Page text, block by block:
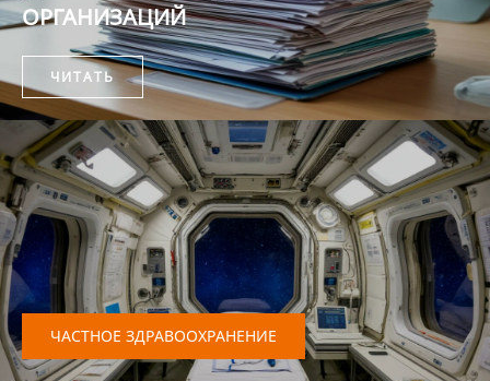
ОРГАНИЗАЦИЙ
ЧИТАТЬ
ЧАСТНОЕ ЗДРАВООХРАНЕНИЕ